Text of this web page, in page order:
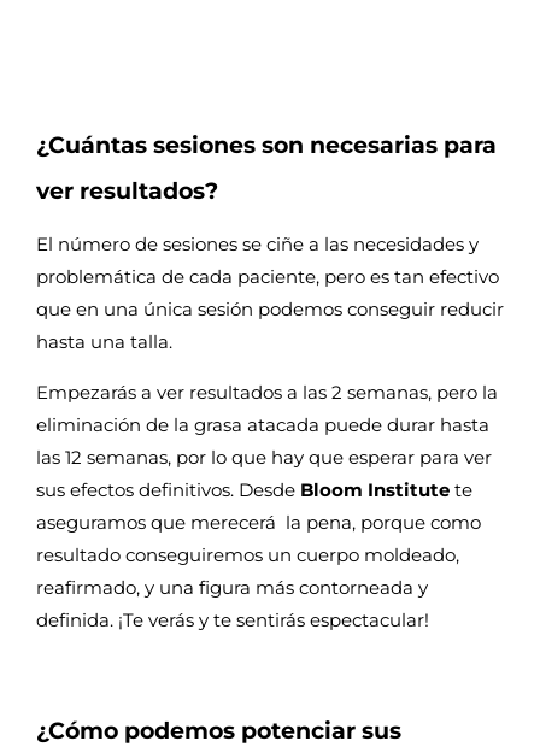
¿Cuántas sesiones son necesarias para
ver resultados?
El número de sesiones se ciñe a las necesidades y
problemática de cada paciente, pero es tan efectivo
que en una única sesión podemos conseguir reducir
hasta una talla.
Empezarás a ver resultados a las 2 semanas, pero la
eliminación de la grasa atacada puede durar hasta
las 12 semanas, por lo que hay que esperar para ver
sus efectos definitivos. Desde Bloom Institute te
aseguramos que merecerá la pena, porque como
resultado conseguiremos un cuerpo moldeado,
reafirmado, y una figura más contorneada y
definida. ¡Te verás y te sentirás espectacular!
¿Cómo podemos potenciar sus